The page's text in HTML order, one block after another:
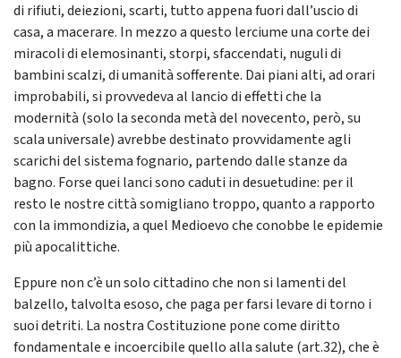
di rifiuti, deiezioni, scarti, tutto appena fuori dall’uscio di
casa, a macerare. In mezzo a questo lerciume una corte dei
miracoli di elemosinanti, storpi, sfaccendati, nuguli di
bambini scalzi, di umanità sofferente. Dai piani alti, ad orari
improbabili, si provvedeva al lancio di effetti che la
modernità (solo la seconda metà del novecento, però, su
scala universale) avrebbe destinato provvidamente agli
scarichi del sistema fognario, partendo dalle stanze da
bagno. Forse quei lanci sono caduti in desuetudine: per il
resto le nostre città somigliano troppo, quanto a rapporto
con la immondizia, a quel Medioevo che conobbe le epidemie
più apocalittiche.
Eppure non c’è un solo cittadino che non si lamenti del
balzello, talvolta esoso, che paga per farsi levare di torno i
suoi detriti. La nostra Costituzione pone come diritto
fondamentale e incoercibile quello alla salute (art.32), che è